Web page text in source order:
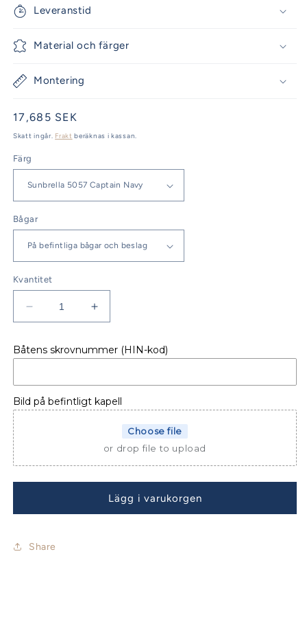
Leveranstid
Material och färger
Montering
Ordinarie
pris
17,685 SEK
Skatt ingår. Frakt beräknas i kassan.
Färg
Bågar
Kvantitet
Minska
kvantitet
BÅTKAPELL
787
Öka
kvantitet
BÅTKAPELL
787
Båtens skrovnummer (HIN-kod)
Bild på befintligt kapell
Choose file
or drop file to upload
Lägg i varukorgen
Share